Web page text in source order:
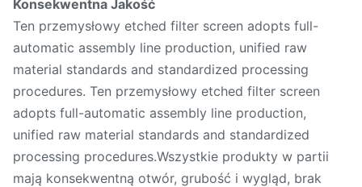
Konsekwentna Jakość
Ten przemysłowy etched filter screen adopts full-
automatic assembly line production, unified raw
material standards and standardized processing
procedures. Ten przemysłowy etched filter screen
adopts full-automatic assembly line production,
unified raw material standards and standardized
processing procedures.Wszystkie produkty w partii
mają konsekwentną otwór, grubość i wygląd, brak